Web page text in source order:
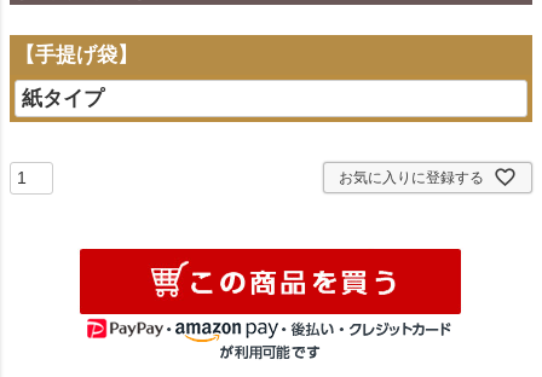
【手提げ袋】
お気に入りに登録する